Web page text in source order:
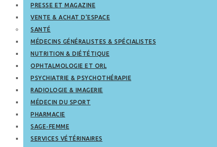
PRESSE ET MAGAZINE
VENTE & ACHAT D’ESPACE
SANTÉ
MÉDECINS GÉNÉRALISTES & SPÉCIALISTES
NUTRITION & DIÉTÉTIQUE
OPHTALMOLOGIE ET ORL
PSYCHIATRIE & PSYCHOTHÉRAPIE
RADIOLOGIE & IMAGERIE
MÉDECIN DU SPORT
PHARMACIE
SAGE-FEMME
SERVICES VÉTÉRINAIRES